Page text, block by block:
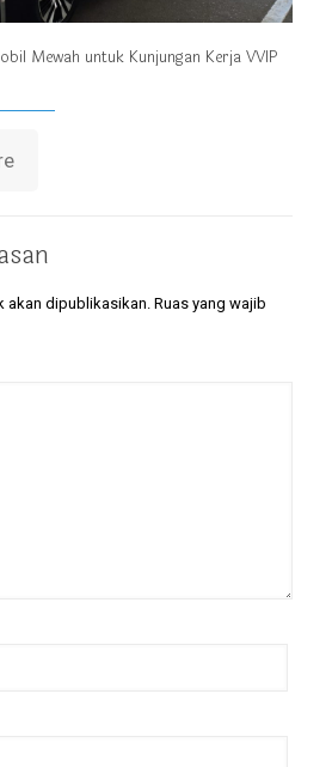
Mewah untuk Kunjungan Kerja VVIP
akan dipublikasikan. Ruas yang wajib